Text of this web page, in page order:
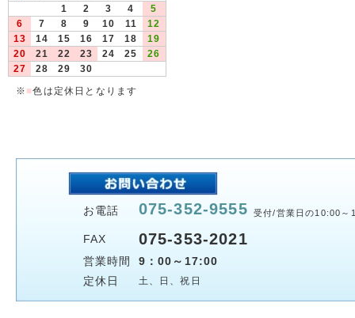
1
2 3 4
5
6
7 8 9 10 11
12
13
14 15 16 17 18
19
20
21 22 23 24 25
26
27
28 29
30
※ ■色は定休日となります
お電話 075-352-9555 受付/営業日の10:00～
FAX 075-353-2021
営業時間
9：00～17:00
定休日
土、日、祝日